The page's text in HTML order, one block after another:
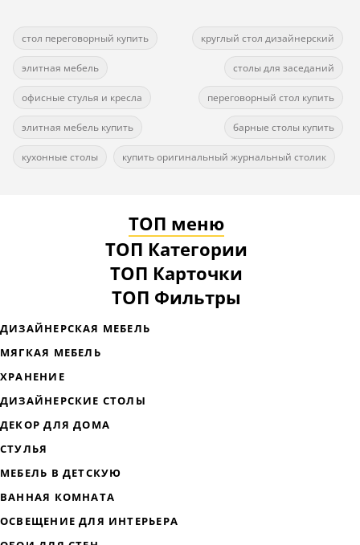
стол переговорный купить круглый стол дизайнерский
элитная мебель столы для заседаний
офисные стулья и кресла переговорный стол купить
элитная мебель купить барные столы купить
кухонные столы купить оригинальный журнальный столик
ТОП меню
ТОП Категории
ТОП Карточки
ТОП Фильтры